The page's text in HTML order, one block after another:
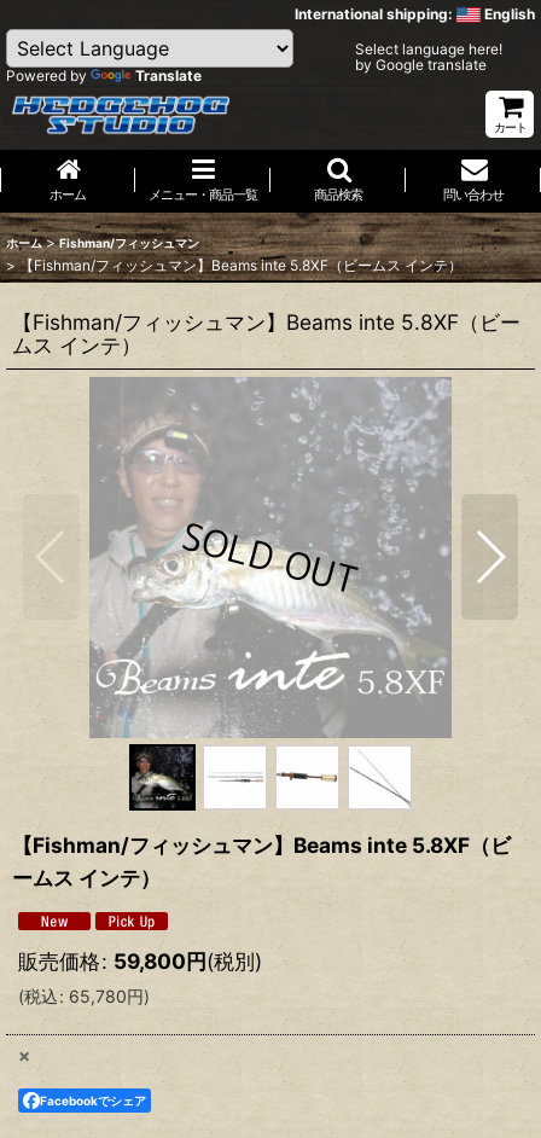
International shipping: English
Powered by Translate
Select language here!
by Google translate
カート
ホーム メニュー・商品一覧 商品検索 問い合わせ
ホーム > Fishman/フィッシュマン
> 【Fishman/フィッシュマン】Beams inte 5.8XF（ビームス インテ）
【Fishman/フィッシュマン】Beams inte 5.8XF（ビー
ムス インテ）
【Fishman/フィッシュマン】Beams inte 5.8XF（ビ
ームス インテ）
販売価格: 59,800円(税別)
(税込: 65,780円)
×
Facebookでシェア